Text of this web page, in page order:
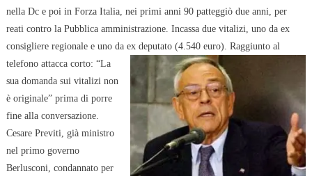
nella Dc e poi in Forza Italia, nei primi anni 90 patteggiò due anni, per
reati contro la Pubblica amministrazione. Incassa due vitalizi, uno da ex
consigliere regionale e uno da ex deputato (4.540 euro). Raggiunto al
telefono attacca corto: “La
sua domanda sui vitalizi non
è originale” prima di porre
fine alla conversazione.
Cesare Previti, già ministro
nel primo governo
Berlusconi, condannato per